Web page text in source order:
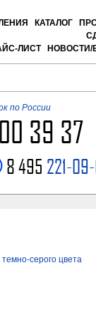
КАТАЛОГ
ЛИСТ НОВОСТИ/
по России
39 37
8 495 221-